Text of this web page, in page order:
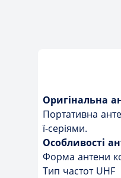
Оригінальна
Портативна
ї-серіями.
Особливості
Форма антени
Тип частот UHF